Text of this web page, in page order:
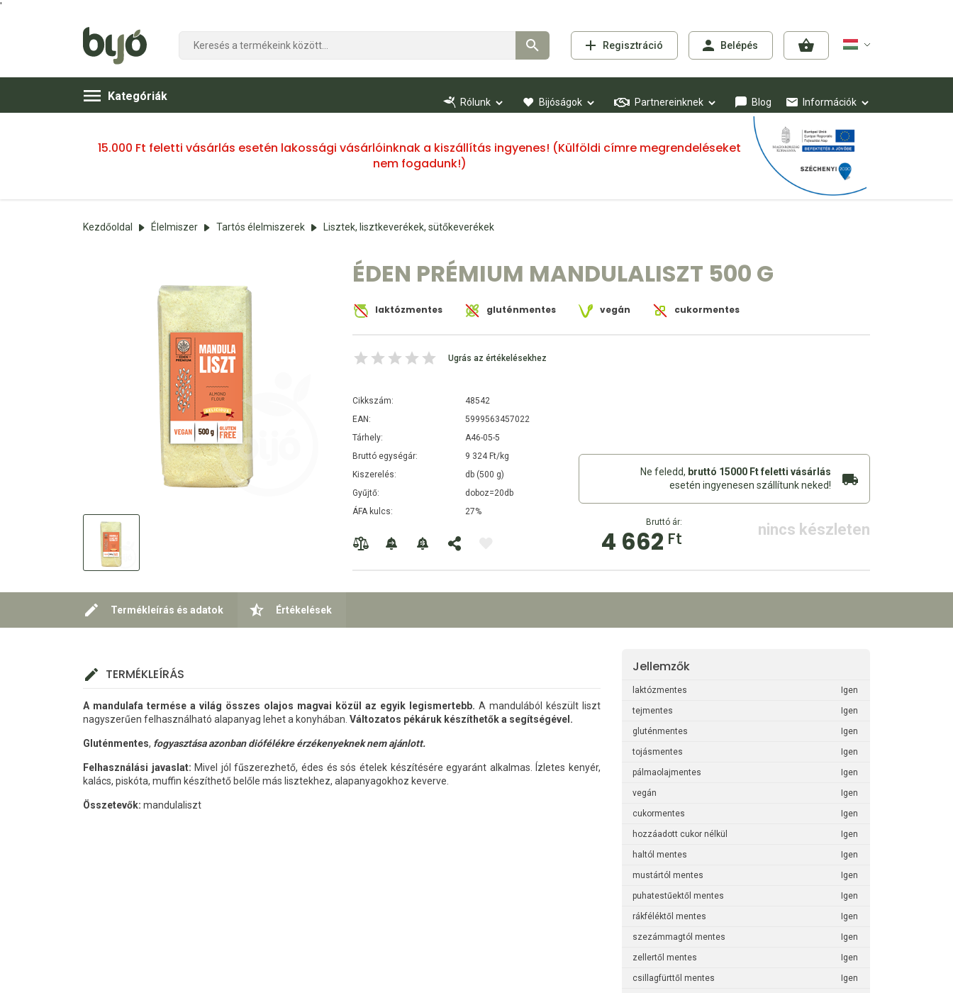
'
Regisztráció Belépés
Kategóriák Rólunk Bijóságok Partnereinknek Blog Információk
15.000 Ft feletti vásárlás esetén lakossági vásárlóinknak a kiszállítás ingyenes! (Külföldi címre megrendeléseket
nem fogadunk!)
Kezdőoldal Élelmiszer Tartós élelmiszerek Lisztek, lisztkeverékek, sütőkeverékek
ÉDEN PRÉMIUM MANDULALISZT 500 G
laktózmentes gluténmentes vegán cukormentes
Ugrás az értékelésekhez
Cikkszám:
48542
EAN:
5999563457022
Tárhely:
A46-05-5
Bruttó egységár:
9 324 Ft/kg
Kiszerelés:
db (500 g)
Gyűjtő:
doboz=20db
ÁFA kulcs:
27%
Ne feledd, bruttó 15000 Ft feletti vásárlás
esetén ingyenesen szállítunk neked!
Bruttó ár:
4 662 Ft nincs készleten
Termékleírás és adatok Értékelések
TERMÉKLEÍRÁS
A mandulafa termése a világ összes olajos magvai közül az egyik legismertebb. A mandulából készült liszt
nagyszerűen felhasználható alapanyag lehet a konyhában. Változatos pékáruk készíthetők a segítségével.
Gluténmentes, fogyasztása azonban diófélékre érzékenyeknek nem ajánlott.
Felhasználási javaslat: Mivel jól fűszerezhető, édes és sós ételek készítésére egyaránt alkalmas. Ízletes kenyér,
kalács, piskóta, muffin készíthető belőle más lisztekhez, alapanyagokhoz keverve.
Összetevők: mandulaliszt
Jellemzők
laktózmentes Igen
tejmentes Igen
gluténmentes Igen
tojásmentes Igen
pálmaolajmentes Igen
vegán Igen
cukormentes Igen
hozzáadott cukor nélkül Igen
haltól mentes Igen
mustártól mentes Igen
puhatestűektől mentes Igen
rákféléktől mentes Igen
szezámmagtól mentes Igen
zellertől mentes Igen
csillagfürttől mentes Igen